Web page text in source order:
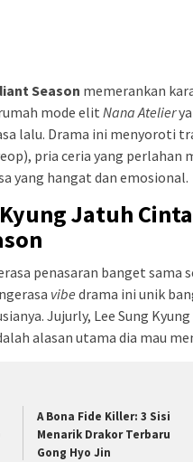
Season memerankan
mode elit Nana Atelier
lalu. Drama ini menyoroti
pria ceria yang
yang hangat dan emosional.
Jatuh
penasaran banget sama
vibe drama ini unik
Jujurly, Lee Sung
alasan utama dia mau
A Bona Fide Killer: 3 Sisi
Menarik Drakor Terbaru
Gong Hyo Jin